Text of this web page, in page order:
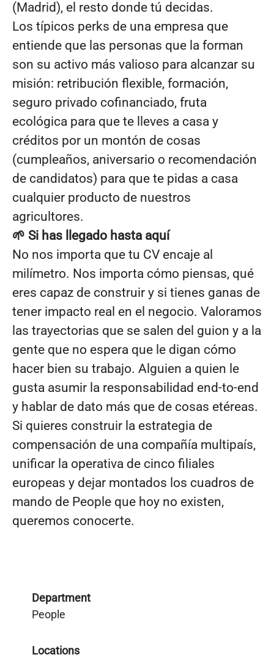
(Madrid), el resto donde tú decidas.
Los típicos perks de una empresa que
entiende que las personas que la forman
son su activo más valioso para alcanzar su
misión: retribución flexible, formación,
seguro privado cofinanciado, fruta
ecológica para que te lleves a casa y
créditos por un montón de cosas
(cumpleaños, aniversario o recomendación
de candidatos) para que te pidas a casa
cualquier producto de nuestros
agricultores.
🌱 Si has llegado hasta aquí
No nos importa que tu CV encaje al
milímetro. Nos importa cómo piensas, qué
eres capaz de construir y si tienes ganas de
tener impacto real en el negocio. Valoramos
las trayectorias que se salen del guion y a la
gente que no espera que le digan cómo
hacer bien su trabajo. Alguien a quien le
gusta asumir la responsabilidad end-to-end
y hablar de dato más que de cosas etéreas.
Si quieres construir la estrategia de
compensación de una compañía multipaís,
unificar la operativa de cinco filiales
europeas y dejar montados los cuadros de
mando de People que hoy no existen,
queremos conocerte.
Department
People
Locations